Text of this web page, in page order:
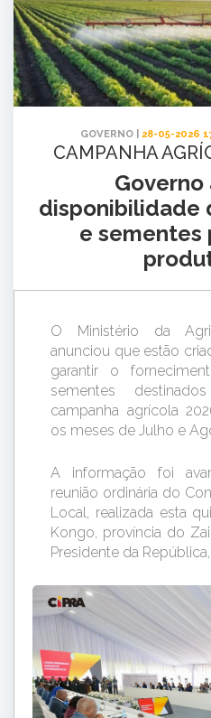
GOVERNO | 28-05-2026
CAMPANHA
Governo
disponibilidade
e sementes
O Ministério da
anunciou que estão
garantir o
sementes
campanha agrícola
os meses de Julho e
A informação foi
reunião ordinária do
Local, realizada esta
Kongo, província do
Presidente da